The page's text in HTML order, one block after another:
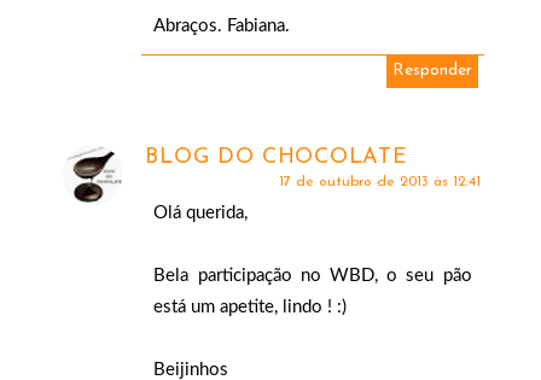
Abraços. Fabiana.
Responder
BLOG DO CHOCOLATE
17 de outubro de 2013 às 12:41
Olá querida,
Bela participação no WBD, o seu pão
está um apetite, lindo ! :)
Beijinhos